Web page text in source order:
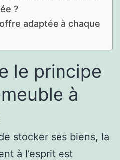
?
adaptée à chaque
le principe
à
stocker ses biens, la
à l’esprit est